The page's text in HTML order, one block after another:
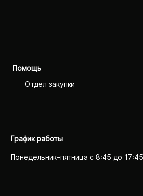
Помощь
Отдел закупки
График работы
Понедельник–пятница с 8:45 до 17:45